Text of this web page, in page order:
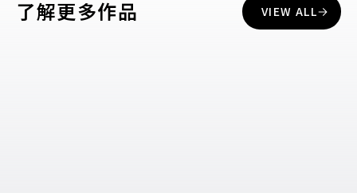
了解更多作品 VIEW ALL